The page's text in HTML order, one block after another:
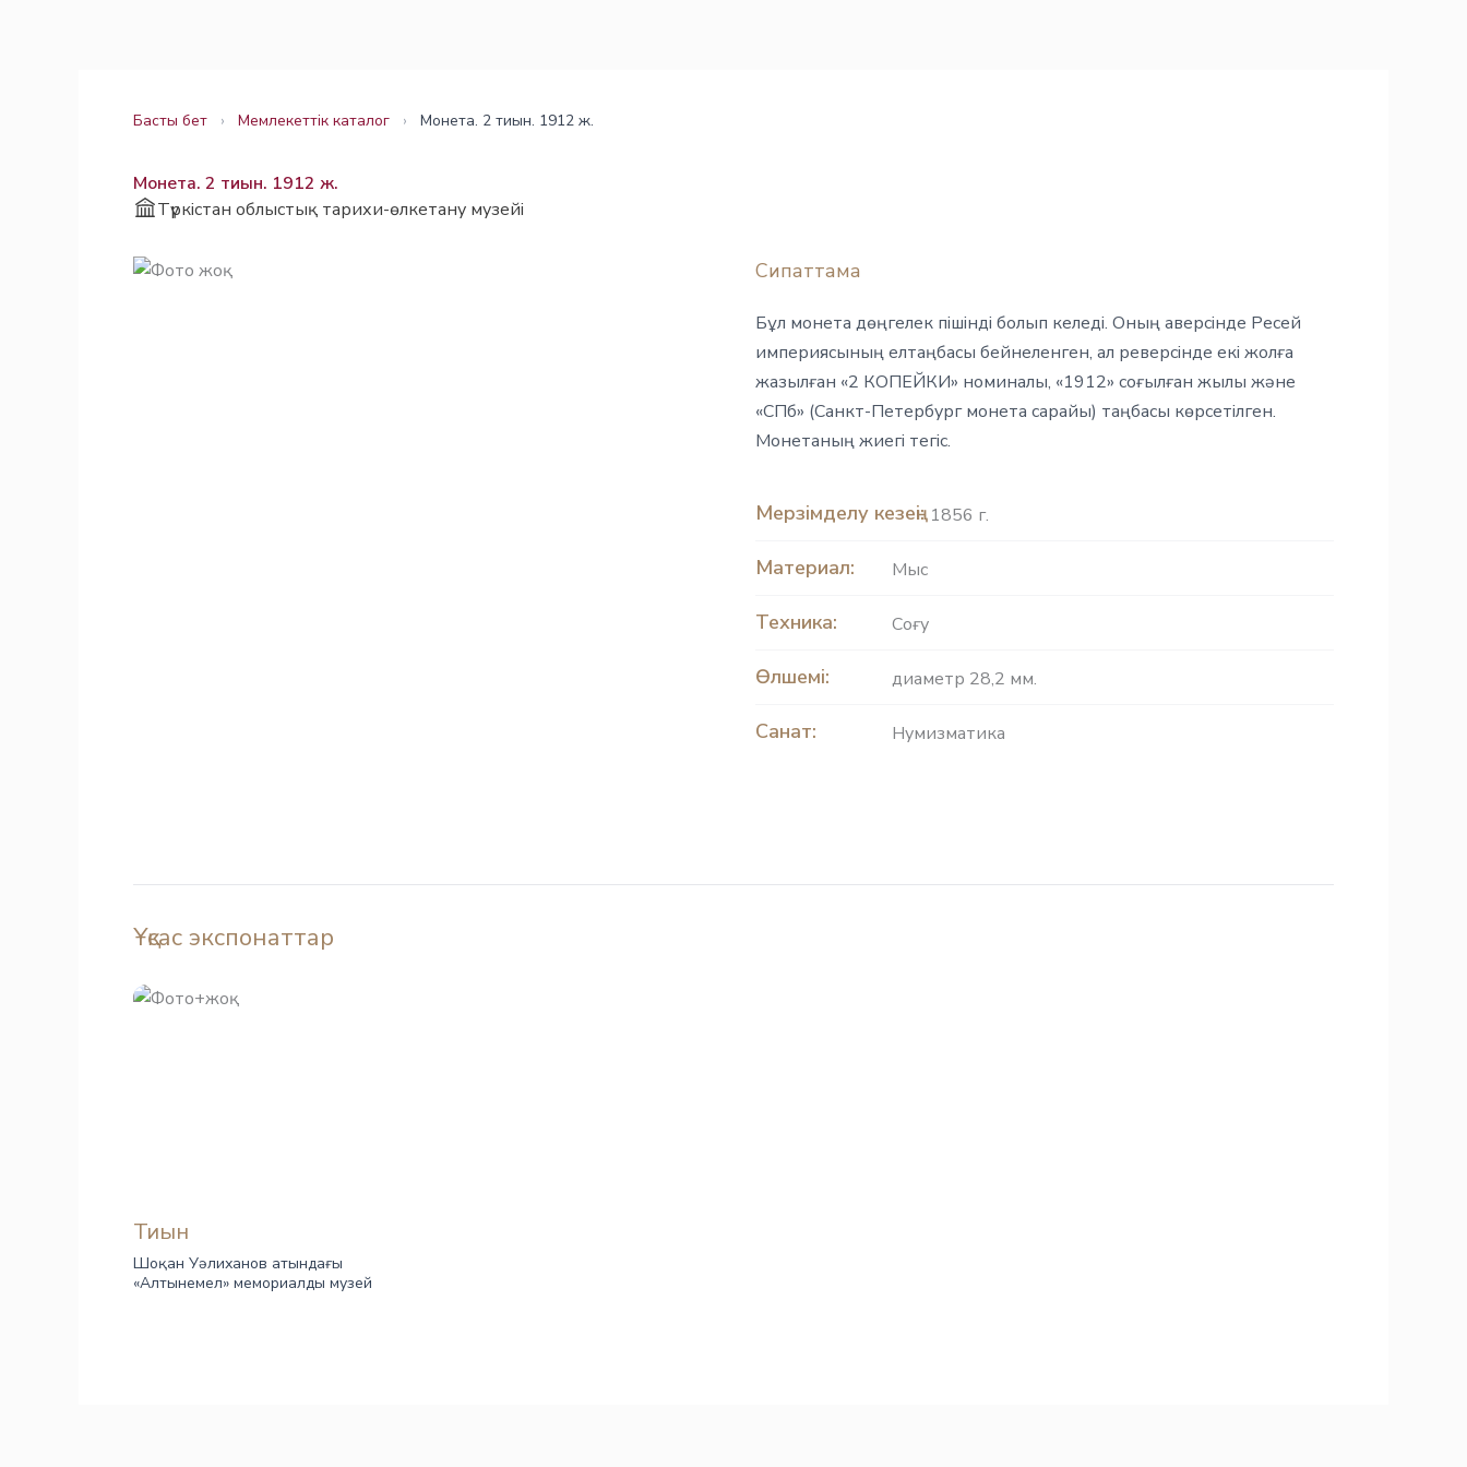
Басты бет › Мемлекеттік каталог › Монета. 2 тиын. 1912 ж.
Монета. 2 тиын. 1912 ж.
Түркістан облыстық тарихи-өлкетану музейі
Сипаттама
Бұл монета дөңгелек пішінді болып келеді. Оның аверсінде Ресей
империясының елтаңбасы бейнеленген, ал реверсінде екі жолға
жазылған «2 КОПЕЙКИ» номиналы, «1912» соғылған жылы және
«СПб» (Санкт-Петербург монета сарайы) таңбасы көрсетілген.
Монетаның жиегі тегіс.
Мерзімделу кезеңі: 1856 г.
Материал: Мыс
Техника: Соғу
Өлшемі: диаметр 28,2 мм.
Санат: Нумизматика
Ұқсас экспонаттар
Тиын
Шоқан Уәлиханов атындағы
«Алтынемел» мемориалды музей